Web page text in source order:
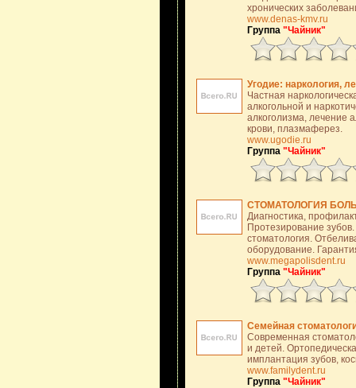
хронических
www.denas-kmv.ru
Группа "Чайник"
Угодие: наркология,
Частная
алкогольной и
алкоголизма, лечение
крови, плазмаферез.
www.ugodie.ru
Группа "Чайник"
СТОМАТОЛОГИЯ
Диагностика,
Протезирование
стоматология.
оборудование.
www.megapolisdent.ru
Группа "Чайник"
Семейная
Современная
и детей.
имплантация зубов,
www.familydent.ru
Группа "Чайник"